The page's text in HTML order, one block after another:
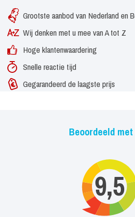
diverse andere avondvullende
acts van Jan. Neem gerust contact met
informatie.
Grootste aanbod van Nederland en
Wij denken met u mee van A tot Z
Hoge klantenwaardering
Snelle reactie tijd
Gegarandeerd de laagste prijs
Beoordeeld met
9,5